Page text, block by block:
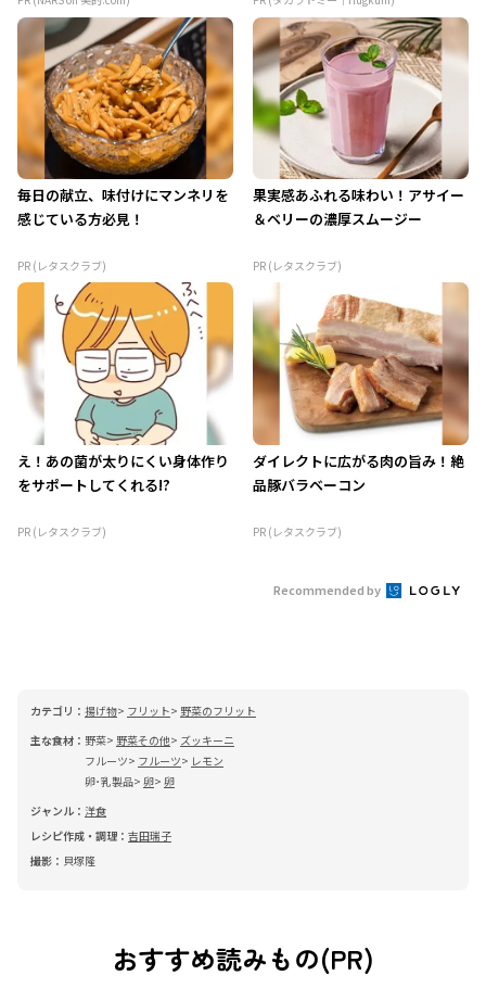
毎日の献立、味付けにマンネリを
感じている方必見！
PR (レタスクラブ)
果実感あふれる味わい！アサイー
＆ベリーの濃厚スムージー
PR (レタスクラブ)
え！あの菌が太りにくい身体作り
をサポートしてくれる!?
PR (レタスクラブ)
ダイレクトに広がる肉の旨み！絶
品豚バラベーコン
PR (レタスクラブ)
Recommended by
カテゴリ： 揚げ物 フリット
野菜のフリット
主な食材： 野菜 野菜その他
ズッキーニ
フルーツ
フルーツ
レモン
卵･乳製品 卵 卵
ジャンル： 洋食
レシピ作成・調理： 吉田瑞子
撮影： 貝塚隆
おすすめ読みもの(PR)